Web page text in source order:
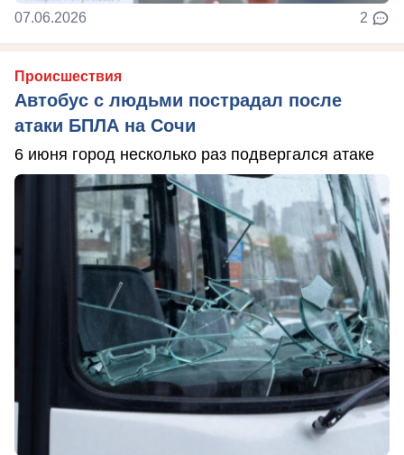
07.06.2026 2
Происшествия
Автобус с людьми пострадал после
атаки БПЛА на Сочи
6 июня город несколько раз подвергался атаке